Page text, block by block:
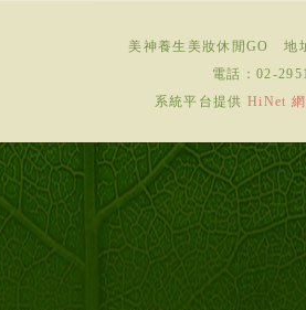
美神養生美妝休閒GO
地
電話： 02-
系統平台提供HiNet